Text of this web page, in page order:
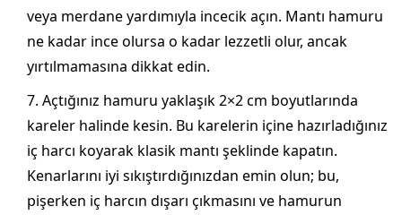
veya merdane yardımıyla incecik açın. Mantı hamuru
ne kadar ince olursa o kadar lezzetli olur, ancak
yırtılmamasına dikkat edin.
Açtığınız hamuru yaklaşık 2×2 cm boyutlarında
kareler halinde kesin. Bu karelerin içine hazırladığınız
iç harcı koyarak klasik mantı şeklinde kapatın.
Kenarlarını iyi sıkıştırdığınızdan emin olun; bu,
pişerken iç harcın dışarı çıkmasını ve hamurun